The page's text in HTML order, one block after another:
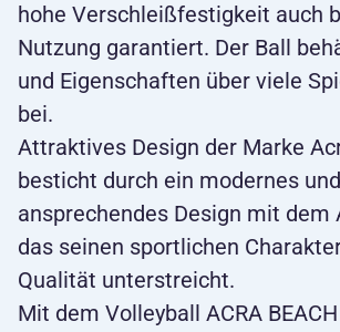
hohe Verschleißfestigkeit auch
Nutzung garantiert. Der Ball
und Eigenschaften über viele
bei.
Attraktives Design der Marke
besticht durch ein modernes
ansprechendes Design mit dem
das seinen sportlichen
Qualität unterstreicht.
Mit dem Volleyball ACRA